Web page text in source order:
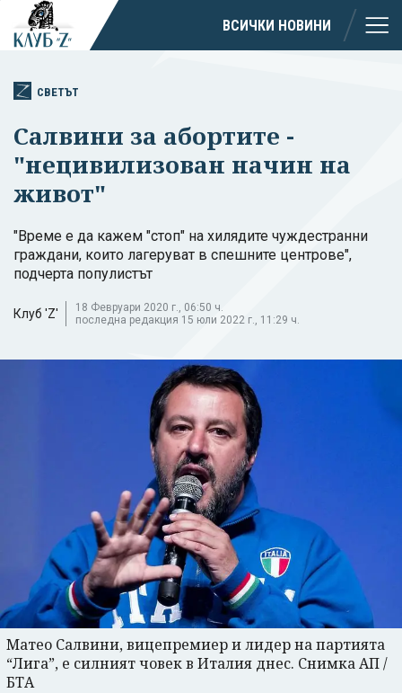
ВСИЧКИ НОВИНИ
СВЕТЪТ
Салвини за абортите -
"нецивилизован начин на
живот"
"Време е да кажем "стоп" на хилядите чуждестранни
граждани, които лагеруват в спешните центрове",
подчерта популистът
Клуб 'Z'
18 Февруари 2020 г., 06:50 ч.
последна редакция 15 юли 2022 г., 11:29 ч.
Матео Салвини, вицепремиер и лидер на партията
“Лига”, е силният човек в Италия днес. Снимка АП /
БТА